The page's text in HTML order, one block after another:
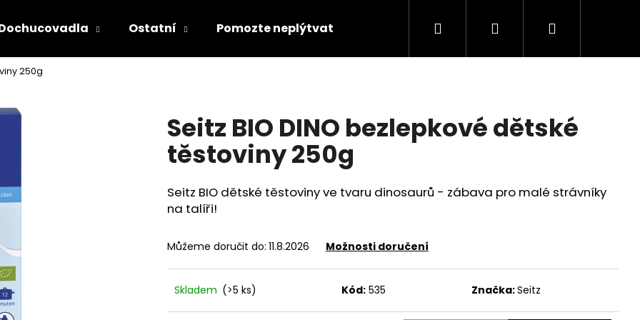
Ostatní Pomozte neplýtvat Recepty Značky
Hledat PřihlášeníNákupní
250g
Seitz BIO DINO bezlepkové dětské
těstoviny 250g
Seitz BIO dětské těstoviny ve tvaru dinosaurů - zábava pro malé strávníky
na talíři!
Můžeme doručit do: 11.8.2026 Možnosti doručení
Skladem (>5 ks) Kód: 535 Značka:Seitz
Co potřebujete najít?
HLEDAT